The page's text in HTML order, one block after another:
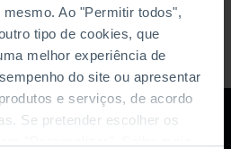
Ao "Permitir todos",
tipo de cookies, que
melhor experiência de
do site ou apresentar
e serviços, de acordo
Se pretender escolher os